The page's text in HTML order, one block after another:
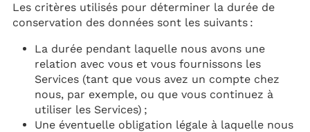
Les critères utilisés pour déterminer la durée de
conservation des données sont les suivants :
La durée pendant laquelle nous avons une
relation avec vous et vous fournissons les
Services (tant que vous avez un compte chez
nous, par exemple, ou que vous continuez à
utiliser les Services) ;
Une éventuelle obligation légale à laquelle nous